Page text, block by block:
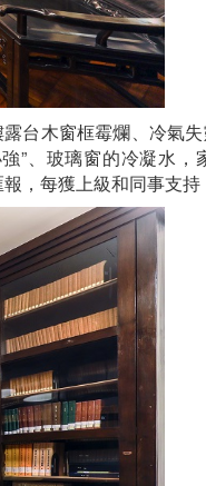
台木窗框霉爛、冷氣失
”、玻璃窗的冷凝水
每獲上級和同事支持